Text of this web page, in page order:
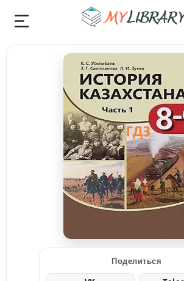
Поделиться